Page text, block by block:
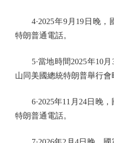
4·2025年9月19日晚，
特朗普通電話。
5·當地時間2025年10月
山同美國總統特朗普舉行會
6·2025年11月24日晚，
特朗普通電話。